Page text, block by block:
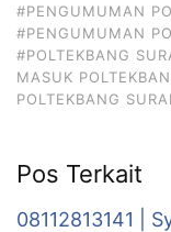
#PENGUMUMAN
#PENGUMUMAN
#POLTEKBANG
MASUK
POLTEKBANG
Pos Terkait
08112813141 |